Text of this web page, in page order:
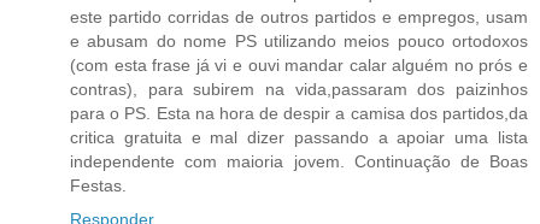
este partido corridas de outros partidos e empregos, usam
e abusam do nome PS utilizando meios pouco ortodoxos
(com esta frase já vi e ouvi mandar calar alguém no prós e
contras), para subirem na vida,passaram dos paizinhos
para o PS. Esta na hora de despir a camisa dos partidos,da
critica gratuita e mal dizer passando a apoiar uma lista
independente com maioria jovem. Continuação de Boas
Festas.
Responder